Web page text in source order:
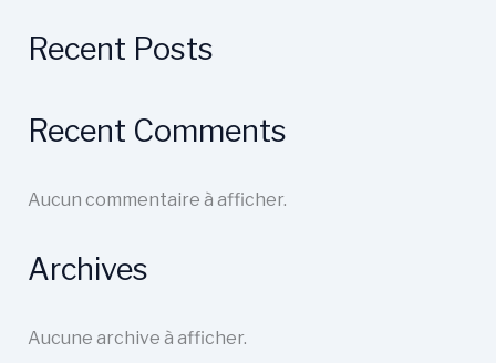
Recent Posts
Recent Comments
Aucun commentaire à afficher.
Archives
Aucune archive à afficher.